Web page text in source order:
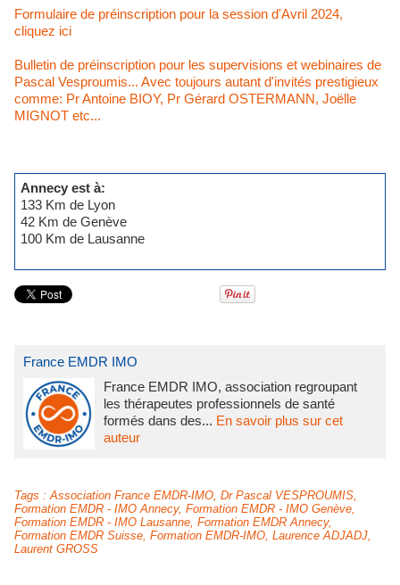
Formulaire de préinscription pour la session d'Avril 2024,
cliquez ici
Bulletin de préinscription pour les supervisions et webinaires de
Pascal Vesproumis... Avec toujours autant d'invités prestigieux
comme: Pr Antoine BIOY, Pr Gérard OSTERMANN, Joëlle
MIGNOT etc...
Annecy est à:
133 Km de Lyon
42 Km de Genève
100 Km de Lausanne
France EMDR IMO
France EMDR IMO, association regroupant
les thérapeutes professionnels de santé
formés dans des... En savoir plus sur cet
auteur
Tags :Association France EMDR-IMO, Dr Pascal VESPROUMIS,
Formation EMDR - IMO Annecy, Formation EMDR - IMO Genève,
Formation EMDR - IMO Lausanne, Formation EMDR Annecy,
Formation EMDR Suisse, Formation EMDR-IMO, Laurence ADJADJ,
Laurent GROSS